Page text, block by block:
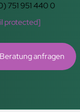
751 951 440 0
protected]
anfragen